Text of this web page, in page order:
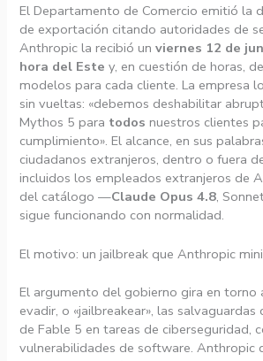
El Departamento de Comercio emitió la
de exportación citando autoridades de
Anthropic la recibió unviernes 12 de
hora del Este y, en cuestión de horas,
modelos para cada cliente. La empresa
sin vueltas: «debemos deshabilitar
Mythos 5 para todos nuestros clientes
cumplimiento». El alcance, en sus
ciudadanos extranjeros, dentro o fuera
incluidos los empleados extranjeros de
del catálogo —Claude Opus 4.8,
sigue funcionando con normalidad.
El motivo: un jailbreak que Anthropic
El argumento del gobierno gira en torno
evadir, o «jailbreakear», las
de Fable 5 en tareas de ciberseguridad,
vulnerabilidades de software. Anthropic